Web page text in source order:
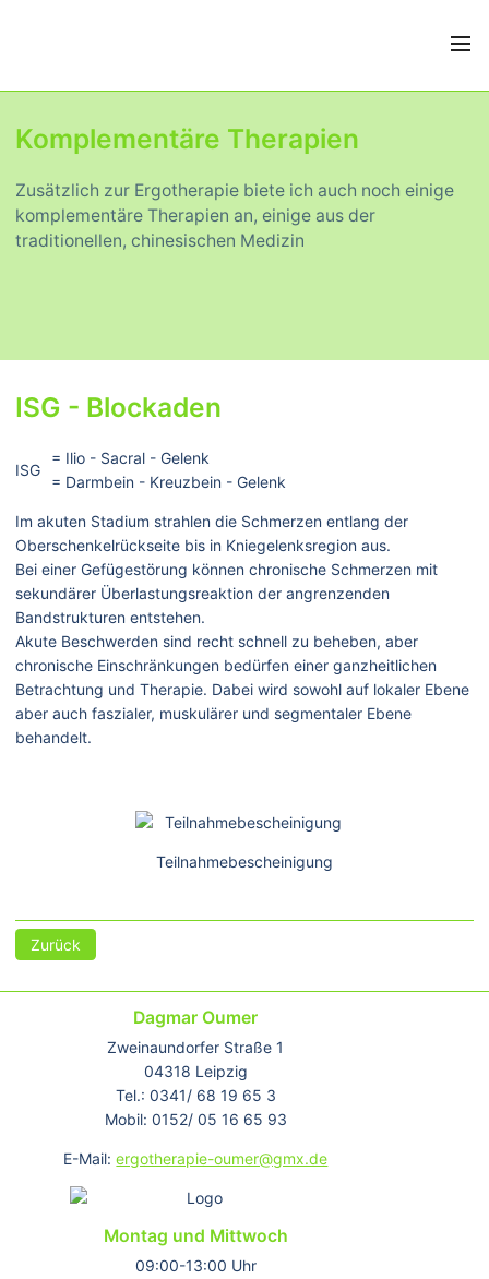
Komplementäre Therapien
Zusätzlich zur Ergotherapie biete ich auch noch einige
komplementäre Therapien an, einige aus der
traditionellen, chinesischen Medizin
ISG - Blockaden
ISG
= Ilio - Sacral - Gelenk
= Darmbein - Kreuzbein - Gelenk
Im akuten Stadium strahlen die Schmerzen entlang der
Oberschenkelrückseite bis in Kniegelenksregion aus.
Bei einer Gefügestörung können chronische Schmerzen mit
sekundärer Überlastungsreaktion der angrenzenden
Bandstrukturen entstehen.
Akute Beschwerden sind recht schnell zu beheben, aber
chronische Einschränkungen bedürfen einer ganzheitlichen
Betrachtung und Therapie. Dabei wird sowohl auf lokaler Ebene
aber auch faszialer, muskulärer und segmentaler Ebene
behandelt.
Teilnahmebescheinigung
Zurück
Dagmar Oumer
Zweinaundorfer Straße 1
04318 Leipzig
Tel.: 0341/ 68 19 65 3
Mobil: 0152/ 05 16 65 93
E-Mail:ergotherapie-oumer@gmx.de
Montag und Mittwoch
09:00-13:00 Uhr